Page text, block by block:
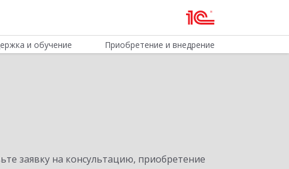
и обучение Приобретение и внедрение
заявку на консультацию, приобретение